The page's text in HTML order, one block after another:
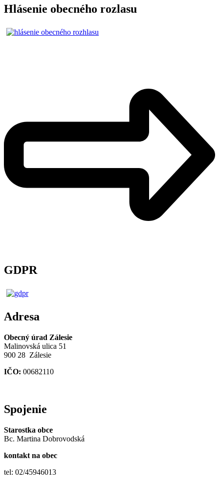
Hlásenie obecného rozlasu
GDPR
Adresa
Obecný úrad Zálesie
Malinovská ulica 51
900 28 Zálesie
IČO: 00682110
Spojenie
Starostka obce
Bc. Martina Dobrovodská
kontakt na obec
tel: 02/45946013